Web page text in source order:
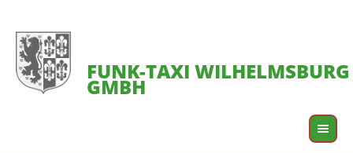
FUNK-TAXI WILHELMSBURG
GMBH